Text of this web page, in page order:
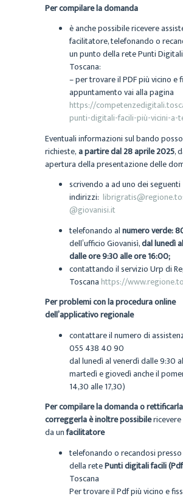
Per compilare la domanda
è anche possibile ricevere
facilitatore, telefonando o
un punto della rete Punti
Toscana:
– per trovare il PDF più vicino e
appuntamento vai alla pagina
https://
punti-digitali-facili-più-vicini-a-
​Eventuali informazioni sul bando
richieste,a partire dal 28 aprile 2025,
apertura della presentazione delle
scrivendo a ad uno dei seguenti
indirizzi:
@giovanisi.it
telefonando alnumero verde:
dell’ufficio Giovanisì,dal lunedì
dalle ore 9:30 alle ore 16:00;
contattando il servizio Urp di
Toscanahttps://
Per problemi con la procedura online
dell’applicativo regionale
contattare il numero di
055 438 40 90
dal lunedì al venerdì dalle 9:30
martedì e giovedì anche il
14,30 alle 17,30)
Per compilare la domanda o
correggerla è inoltre possibile
da unfacilitatore
telefonando o recandosi
della retePunti digitali facili
Toscana
Per trovare il Pdf più vicino e